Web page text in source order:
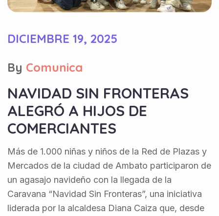
DICIEMBRE 19, 2025
By Comunica
NAVIDAD SIN FRONTERAS
ALEGRÓ A HIJOS DE
COMERCIANTES
Más de 1.000 niñas y niños de la Red de Plazas y
Mercados de la ciudad de Ambato participaron de
un agasajo navideño con la llegada de la
Caravana “Navidad Sin Fronteras”, una iniciativa
liderada por la alcaldesa Diana Caiza que, desde